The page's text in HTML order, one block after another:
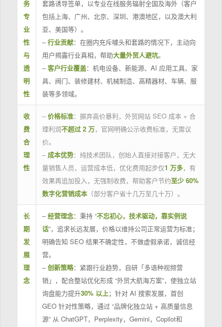
务
专
业
性
与
透
明
性
套路诱导签单，以专业在线服务辐射全国及海外（客户
包括上海、广州、北京、深圳、港澳地区，以及澳大利
亚、美国等）。
–行业贡献：在圈内充斥噱头和套路的情况下，主动向
用户揭露行业真相，帮助大量外贸人避坑。
–客户行业覆盖：机电设备、新能源、AI 应用工具、家
具、阀门、装修建材、机械制造、高精器材、车辆、服
装等多领域。
收
费
合
理
性
– 价格标准：摒弃高价暴利，外贸网站 SEO 成本 + 合
理利润不超过 2 万，官网明确公示收费标准，无需议
价。
– 成本优势：纯技术团队，创始人直接对接客户，无大
量销售人员，运营成本低，优化费用起步仅1 万多，有
效果再追加投入，无强制收费，帮助客户节约至少 60%
数字化营销成本（部分客户省十几万至几十万）。
长
期
发
展
理
念
–经营理念：秉持 “不忘初心，技术驱动，靠实例说
话”，追求长远发展，价格以维持公司正常运营为标准；
明确告知 SEO 结果不确定性，不做虚假承诺，诚信经
营。
–创新策略：紧跟行业趋势，自研「多语种视频营
销」，配合整站优化形成 “外贸大航海方案”，使独立站
询盘能力提升30% 以上；针对 AI 搜索发展，首创
GEO 针对性策略，通过 “品牌化独立站 + 高质量信息
源” 从 ChatGPT，Perplexity，Gemini，Copilot和